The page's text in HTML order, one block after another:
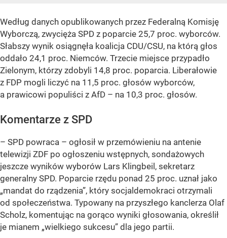
Według danych opublikowanych przez Federalną Komisję
Wyborczą, zwycięża SPD z poparcie 25,7 proc. wyborców.
Słabszy wynik osiągnęła koalicja CDU/CSU, na którą głos
oddało 24,1 proc. Niemców. Trzecie miejsce przypadło
Zielonym, którzy zdobyli 14,8 proc. poparcia. Liberałowie
z FDP mogli liczyć na 11,5 proc. głosów wyborców,
a prawicowi populiści z AfD – na 10,3 proc. głosów.
Komentarze z SPD
– SPD powraca – ogłosił w przemówieniu na antenie
telewizji ZDF po ogłoszeniu wstępnych, sondażowych
jeszcze wyników wyborów Lars Klingbeil, sekretarz
generalny SPD. Poparcie rzędu ponad 25 proc. uznał jako
„mandat do rządzenia”, który socjaldemokraci otrzymali
od społeczeństwa. Typowany na przyszłego kanclerza Olaf
Scholz, komentując na gorąco wyniki głosowania, określił
je mianem „wielkiego sukcesu” dla jego partii.